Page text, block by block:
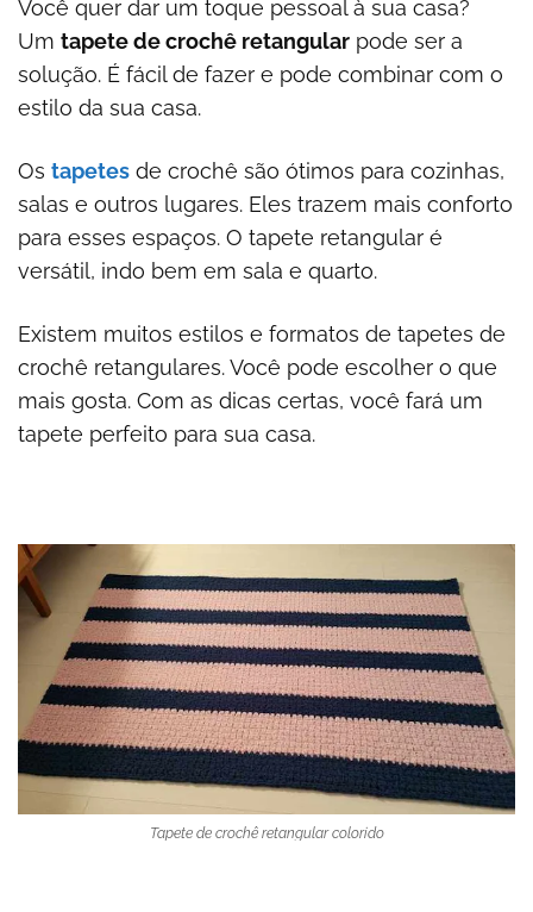
Você quer dar um toque pessoal à sua casa?
Um tapete de crochê retangular pode ser a
solução. É fácil de fazer e pode combinar com o
estilo da sua casa.
Os tapetes de crochê são ótimos para cozinhas,
salas e outros lugares. Eles trazem mais conforto
para esses espaços. O tapete retangular é
versátil, indo bem em sala e quarto.
Existem muitos estilos e formatos de tapetes de
crochê retangulares. Você pode escolher o que
mais gosta. Com as dicas certas, você fará um
tapete perfeito para sua casa.
Tapete de crochê retangular colorido